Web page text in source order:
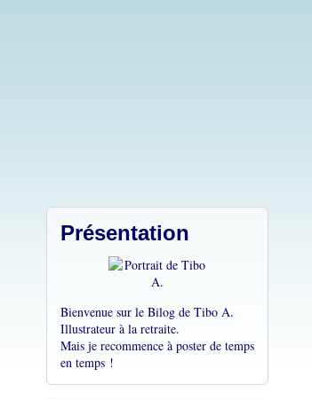
Présentation
Bienvenue sur le Bilog de Tibo A.
Illustrateur à la retraite.
Mais je recommence à poster de temps
en temps !